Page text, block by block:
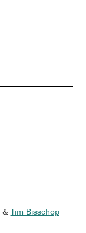
& Tim Bisschop